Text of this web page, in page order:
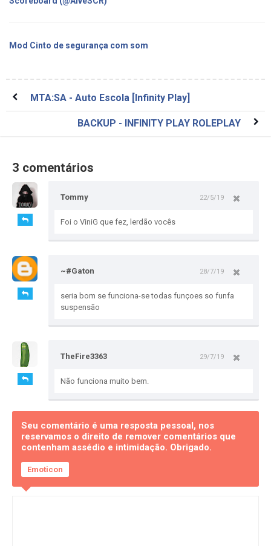
Mod Cinto de segurança com som
MTA:SA - Auto Escola [Infinity Play]
BACKUP - INFINITY PLAY ROLEPLAY
3 comentários
Tommy 22/5/19
Foi o ViniG que fez, lerdão vocês
~#Gaton 28/7/19
seria bom se funciona-se todas funçoes so funfa
suspensão
TheFire3363 29/7/19
Não funciona muito bem.
Seu comentário é uma resposta pessoal, nos
reservamos o direito de remover comentários que
contenham assédio e intimidação. Obrigado.
Emoticon